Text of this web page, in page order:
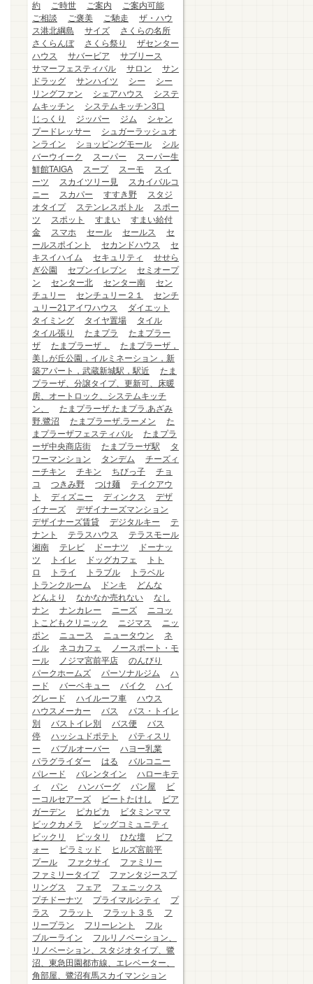
約
ご時世 ご案内
ご案内可能
ご相談
ご褒美 ご馳走
ザ・ハウ
ス港北綱島
サイズ
さくらの名所
さくらんぼ
さくら祭り
ザセンター
ハウス
サバービア
サブリース
サマーフェスティバル
サロン
サン
ドラッグ
サンハイツ シー
シー
リングファン
シェアハウス
システ
ムキッチン
システムキッチン3口
じっくり
ジッパー ジム
シャン
プードレッサー
シュガーラッシュオ
ンライン
ショッピングモール
シル
バーウイーク
スーパー
スーパー生
鮮館TAIGA
スープ スーモ
スイ
ーツ
スカイツリー見
スカイバルコ
ニー
スカパー すすき野
スタジ
オタイプ
ステンレスボトル
スポー
ツ
スポット すまい
すまい給付
金
スマホ セール セールス
セ
ールスポイント
セカンドハウス
セ
キスイハイム
セキュリティ
せせら
ぎ公園
セブンイレブン
セミオープ
ン
センター北 センター南
セン
チュリー
センチュリー２１
センチ
ュリー21アイワハウス
ダイエット
タイミング
タイヤ置場
タイル
タイル張り
たまプラ
たまプラー
ザ
たまプラーザ，
たまプラーザ，
美しが丘公園，イルミネーション，新
築アパート，武蔵新城駅，駅近
たま
プラーザ、分譲タイプ、更新可、床暖
房、オートロック、システムキッチ
ン、
たまプラーザ.たまプラ.あざみ
野.鷺沼
たまプラーザ.ラーメン
た
まプラーザフェスティバル
たまプラ
ーザ中央商店街
たまプラーザ駅
タ
ワーマンション
タンデム
チーズィ
ーチキン
チキン ちびっ子
チョ
コ
つきみ野 つけ麺
テイクアウ
ト
ディズニー ディンクス
デザ
イナーズ
デザイナーズマンション
デザイナーズ賃貸
デジタルキー
テ
ナント
テラスハウス
テラスモール
湘南
テレビ ドーナツ
ドーナッ
ツ
トイレ ドッグカフェ
トト
ロ
トライ トラブル
トラベル
トランクルーム
ドンキ
どんな
どんより
なかなか売れない
なし
ナン
ナンカレー ニーズ
ニコッ
トこどもクリニック
ニジマス
ニッ
ポン
ニュース ニュータウン
ネ
イル
ネコカフェ
ノースポート・モ
ール
ノジマ宮前平店
のんびり
パークホームズ
パーソナルジム
ハ
ード
バーベキュー バイク
ハイ
グレード
ハイルーフ車
ハウス
ハウスメーカー
バス
バス・トイレ
別
バストイレ別 バス便
バス
停
ハッシュドポテト
パティスリ
ー
バブルオーバー
ハヨー乳業
パラグライダー
はる
バルコニー
パレード
バレンタイン
ハローキテ
ィ
パン ハンバーグ パン屋
ビ
ーコルセアーズ
ビートたけし
ビア
ガーデン
ピカピカ
ビタミンママ
ビックカメラ
ビッグコミュニティ
ビックリ
ピッタリ ひな壇
ビフ
ォー
ピラミッド
ヒルズ宮前平
プール
ファクサイ
ファミリー
ファミリータイプ
ファンタジースプ
リングス
フェア
フェニックス
プチドーナツ
プライマルシティ
プ
ラス
フラット フラット３５
フ
リープラン
フリーレント
フル
ブルーライン
フルリノベーション、
リノベーション、スタジオタイプ、鷺
沼、東急田園都市線、エレベーター、
角部屋、鷺沼有馬スカイマンション